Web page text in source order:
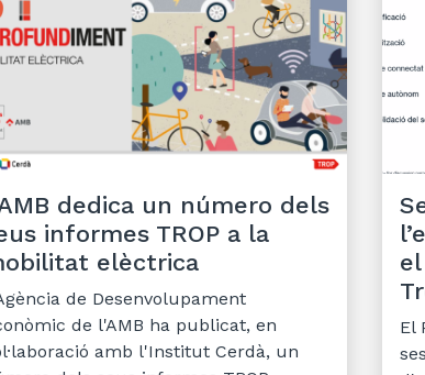
dedica un número dels
informes TROP a la
elèctrica
de Desenvolupament
de l'AMB ha publicat, en
amb l'Institut Cerdà, un
El